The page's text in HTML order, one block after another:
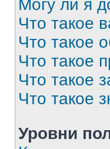
Могу ли я
Что такое
Что такое
Что такое
Что такое
Что такое
Уровни